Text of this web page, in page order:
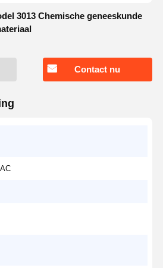
3013 Chemische geneeskunde
Contact nu